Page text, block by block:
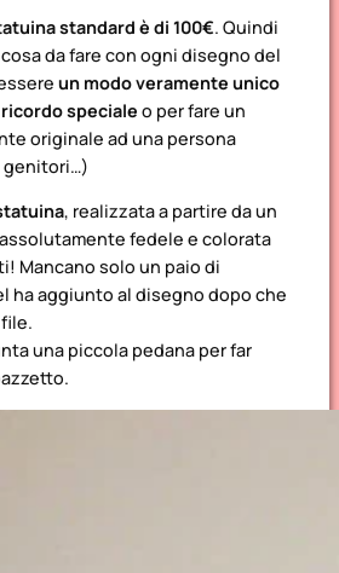
standard è di 100€. Quindi
da fare con ogni disegno del
un modo veramente unico
speciale o per fare un
originale ad una persona
genitori…)
, realizzata a partire da un
fedele e colorata
Mancano solo un paio di
ha aggiunto al disegno dopo che
una piccola pedana per far